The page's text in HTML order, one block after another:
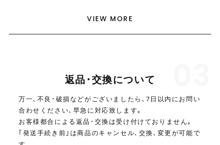
VIEW MORE
返品･交換について
万一､不良･破損などがございましたら､7日以内にお問い
合わせください､早急に対応致します｡
お客様都合による返品･交換は受け付けておりません｡
｢発送手続き前｣は商品のキャンセル､交換､変更が可能で